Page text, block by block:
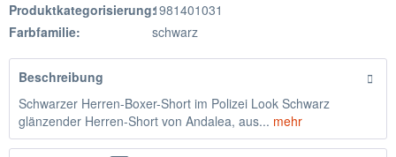
Produktkategorisierung:1981401031
Farbfamilie:
schwarz
Beschreibung
Schwarzer Herren-Boxer-Short im Polizei Look Schwarz
glänzender Herren-Short von Andalea, aus... mehr